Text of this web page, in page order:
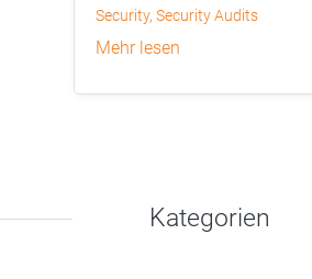
Security,Security Audits
mehr lesen
Kategorien